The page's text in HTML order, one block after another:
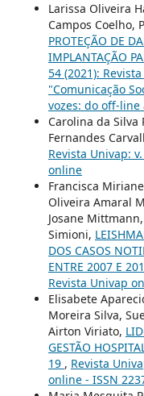
Larissa Oliveira
Campos Coelho,
PROTEÇÃO DE
IMPLANTAÇÃO
54 (2021):
"Comunicação
vozes: do off-line
Carolina da Silva
Fernandes
Revista Univap:
online
Francisca
Oliveira Amaral
Josane
Simioni,
DOS CASOS
ENTRE 2007 E
Revista Univap
Elisabete
Moreira Silva,
Airton Viriato,
GESTÃO
19 , Revista
online - ISSN